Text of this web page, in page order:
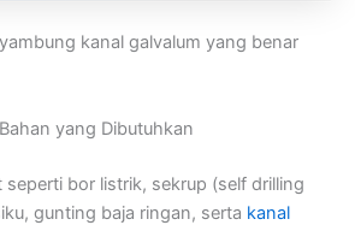
kanal galvalum yang benar
Bahan yang Dibutuhkan
seperti bor listrik, sekrup (self drilling
gunting baja ringan, serta kanal